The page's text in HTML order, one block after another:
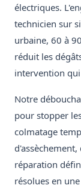
électriques.
technicien sur
urbaine, 60 à
réduit les
intervention
Notre
pour stopper
colmatage
réparation
résolues en